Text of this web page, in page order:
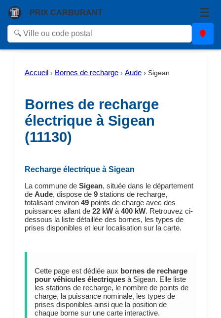
PRIX CARBURANT ☰
Accueil › Bornes de recharge› Aude› Sigean
Bornes de recharge
électrique à Sigean
(11130)
Recharge électrique à Sigean
La commune de Sigean, située dans le département
de Aude, dispose de 9stations de recharge,
totalisant environ 49points de charge avec des
puissances allant de 22 kWà 400 kW. Retrouvez ci-
dessous la liste détaillée des bornes, les types de
prises disponibles et leur localisation sur la carte.
Cette page est dédiée aux bornes de recharge
pour véhicules électriquesà Sigean. Elle liste
les stations de recharge, le nombre de points de
charge, la puissance nominale, les types de
prises disponibles ainsi que la position de
chaque borne sur une carte interactive.